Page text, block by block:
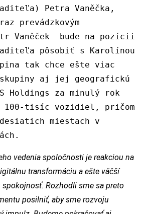
Petra Vaněčka,
prevádzkovým
Vaněček bude na pozícii
pôsobiť s Karolínou
tak chce ešte viac
aj jej geografickú
Holdings za minulý rok
100-tisíc vozidiel, pričom
miestach v
vedenia spoločnosti je reakciou na
transformáciu a ešte väčší
spokojnosť. Rozhodli sme sa preto
posilniť, aby sme rozvoju